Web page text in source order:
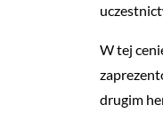
W tej
drugim